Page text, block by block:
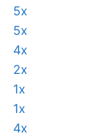
5x
5x
4x
2x
1x
1x
4x